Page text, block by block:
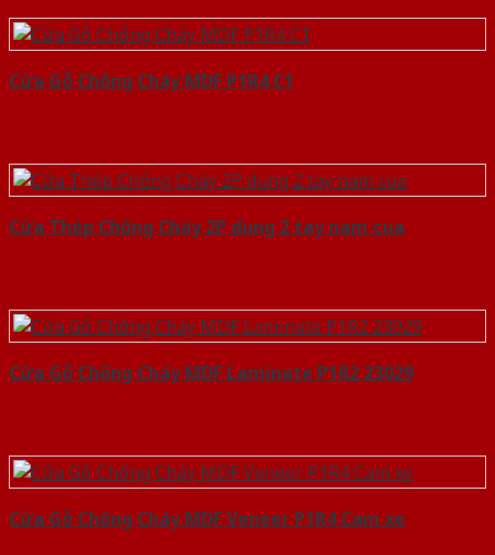
Cửa Gỗ Chống Cháy MDF P1R4 C1
Cửa Thép Chống Cháy 2P dung 2 tay nam cua
Cửa Gỗ Chống Cháy MDF Laminate P1R2 23029
Cửa Gỗ Chống Cháy MDF Veneer P1R4 Cam xe